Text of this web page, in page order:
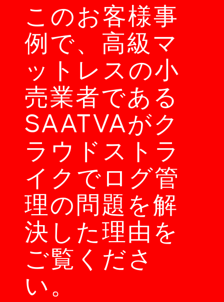
このお客様事
例で、高級マ
ットレスの小
売業者である
SAATVAがク
ラウドストラ
イクでログ管
理の問題を解
決した理由を
ご覧くださ
い。